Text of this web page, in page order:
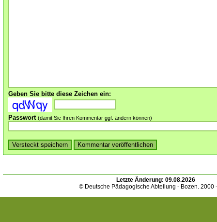
Geben Sie bitte diese Zeichen ein:
Passwort (damit Sie Ihren Kommentar ggf. ändern können)
Letzte Änderung: 09.08.2026
© Deutsche Pädagogische Abteilung - Bozen. 2000